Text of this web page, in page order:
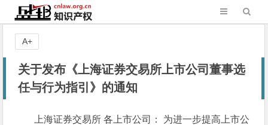
关于发布《上海证券交易所上市公司董事选
任与行为指引》的通知
上海证券交易所 各上市公司： 为进一步提高上市公
A+